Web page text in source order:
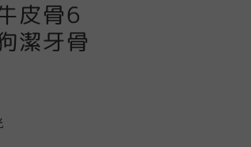
皮骨6
潔牙骨